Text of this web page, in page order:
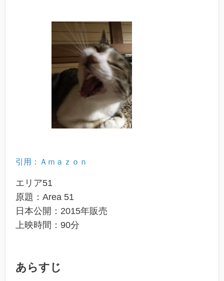
引用：Ａｍａｚｏｎ
エリア51
原題：Area 51
日本公開：2015年販売
上映時間：90分
あらすじ